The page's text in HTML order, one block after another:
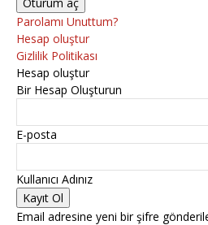
Parolamı Unuttum?
Hesap oluştur
Gizlilik Politikası
Hesap oluştur
Bir Hesap Oluşturun
E-posta
Kullanıcı Adınız
Email adresine yeni bir şifre